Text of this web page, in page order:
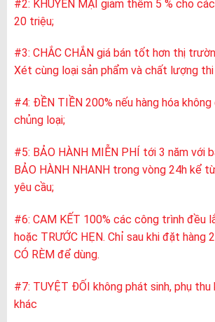
#2: KHUYẾN MẠI giảm thêm 5 % cho
20 triệu;
#3: CHẮC CHẮN giá bán tốt hơn thị
Xét cùng loại sản phẩm và chất lượng
#4: ĐỀN TIỀN 200% nếu hàng hóa không
chủng loại;
#5: BẢO HÀNH MIỄN PHÍ tới 3 năm với
BẢO HÀNH NHANH trong vòng 24h kể
yêu cầu;
#6: CAM KẾT 100% các công trình đều
hoặc TRƯỚC HẸN. Chỉ sau khi đặt hàng
CÓ RÈM để dùng.
#7: TUYỆT ĐỐI không phát sinh, phụ thu
khác